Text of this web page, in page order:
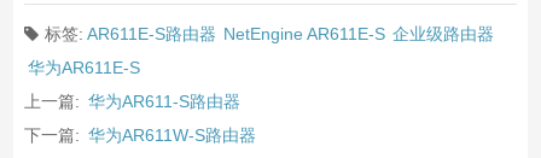
标签: AR611E-S路由器 NetEngine AR611E-S 企业级路由器
华为AR611E-S
上一篇: 华为AR611-S路由器
下一篇: 华为AR611W-S路由器